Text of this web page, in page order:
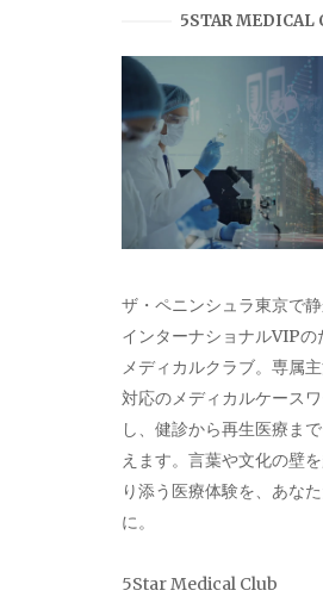
5STAR MEDICAL
ザ・ペニンシュラ東京で静
インターナショナルVIPの
メディカルクラブ。専属
対応のメディカルケース
し、健診から再生医療ま
えます。言葉や文化の壁
り添う医療体験を、あな
に。
5Star Medical Club